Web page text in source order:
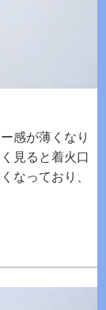
感が薄くなり
見ると着火口
なっており、